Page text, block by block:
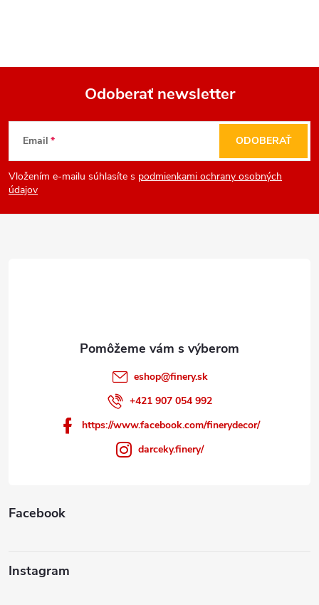
Z
á
p
Odoberať newsletter
Email
Vložením e-mailu súhlasíte s podmienkami ochrany osobných
údajov
ODOBERAŤ
eshop@finery.sk
+421 907 054 992
https://www.facebook.com/finerydecor/
darceky.finery/
Facebook
Instagram